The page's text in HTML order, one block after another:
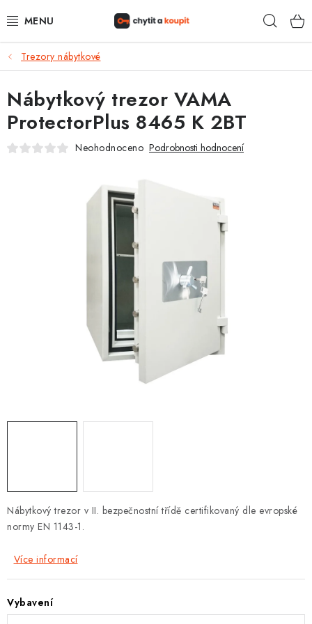
na
DŮM, BYT, ZAHRADA
ZÁMEČNICTVÍ - ZABEZPEČENÍ
KANCELÁŘ
ZÁMEČNICKÉ SLUŽBY
PROTIPOŽÁRNÍ BATERIOVÉ TREZORY NA LITHIOVÉ
MOJE OBJEDNÁVKA
VELKOOBCHOD
AKTUALITY
ODSTOUPENÍ OD SMLOUVY
Trezory nábytkové
Nábytkový trezor v II. bezpečnostní třídě certifikovaný dle evropské
normy EN 1143-1.
Více informací
Vybavení
Nábytkový trezor VAMA
ProtectorPlus 8465 K 2BT
Neohodnoceno Podrobnosti hodnocení